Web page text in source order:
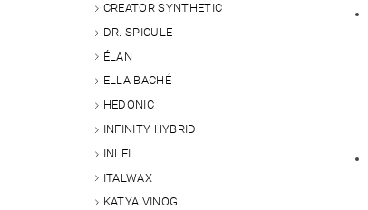
CREATOR SYNTHETIC
DR. SPICULE
ÉLAN
ELLA BACHÉ
HEDONIC
INFINITY HYBRID
INLEI
ITALWAX
KATYA VINOG